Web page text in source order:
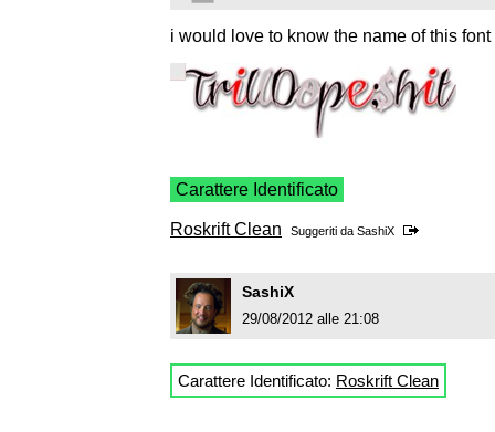
i would love to know the name of this font
Carattere Identificato
Roskrift Clean Suggeriti da SashiX
SashiX
29/08/2012 alle 21:08
Carattere Identificato: Roskrift Clean